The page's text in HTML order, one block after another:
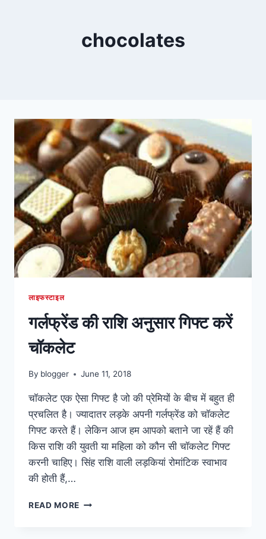
chocolates
लाइफस्टाइल
गर्लफ्रेंड की राशि अनुसार गिफ्ट करें
चॉकलेट
By blogger June 11, 2018
चॉकलेट एक ऐसा गिफ्ट है जो की प्रेमियों के बीच में बहुत ही
प्रचलित है। ज्यादातर लड़के अपनी गर्लफ्रेंड को चॉकलेट
गिफ्ट करते हैं। लेकिन आज हम आपको बताने जा रहें हैं की
किस राशि की युवती या महिला को कौन सी चॉकलेट गिफ्ट
करनी चाहिए। सिंह राशि वाली लड़कियां रोमांटिक स्वाभाव
की होती हैं,…
READ MORE गर्लफ्रेंड